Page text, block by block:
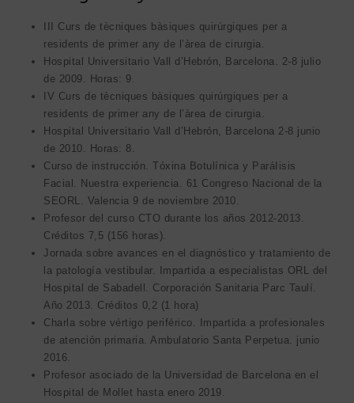
III Curs de tècniques bàsiques quirúrgiques per a
residents de primer any de l’àrea de cirurgia.
Hospital Universitario Vall d’Hebrón, Barcelona. 2-8 julio
de 2009. Horas: 9.
IV Curs de tècniques bàsiques quirúrgiques per a
residents de primer any de l’àrea de cirurgia.
Hospital Universitario Vall d’Hebrón, Barcelona 2-8 junio
de 2010. Horas: 8.
Curso de instrucción. Tóxina Botulínica y ParáIisis
Facial. Nuestra experiencia. 61 Congreso Nacional de la
SEORL. Valencia 9 de noviembre 2010.
Profesor del curso CTO durante los años 2012-2013.
Créditos 7,5 (156 horas).
Jornada sobre avances en el diagnóstico y tratamiento de
la patología vestibular. Impartida a especialistas ORL del
Hospital de Sabadell. Corporación Sanitaria Parc Taulí.
Año 2013. Créditos 0,2 (1 hora)
Charla sobre vértigo periférico. Impartida a profesionales
de atención primaria. Ambulatorio Santa Perpetua. junio
2016.
Profesor asociado de la Universidad de Barcelona en el
Hospital de Mollet hasta enero 2019.